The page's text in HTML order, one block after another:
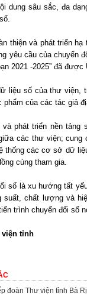
dung sâu sắc, đa
thiện và phát triển
yêu cầu của chuyển
2021 -2025” đã
liệu số của thư
phẩm của các tác giả
và phát triển nền
các thư viện;
thống các cơ sở dữ
cùng tham gia.
số là xu hướng tất
suất, chất lượng và
trình chuyển đổi số
viện tỉnh
đoàn Thư viện tỉnh Bà